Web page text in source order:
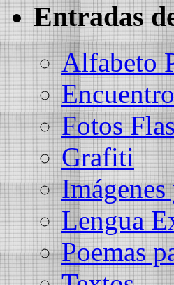
Entradas
Alfabeto
Fotos
Grafiti
Lengua
Poemas